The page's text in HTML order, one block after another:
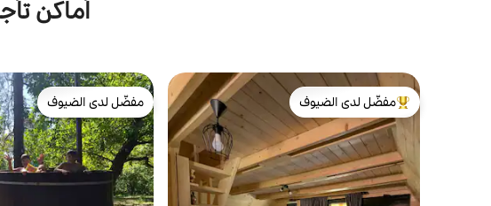
أماكن
من أبرز البيوت المفضّلة لدى الضيوف
مفضّل لدى الضيوف
مفضّل لدى الضيوف
مفضّل لدى الضيوف